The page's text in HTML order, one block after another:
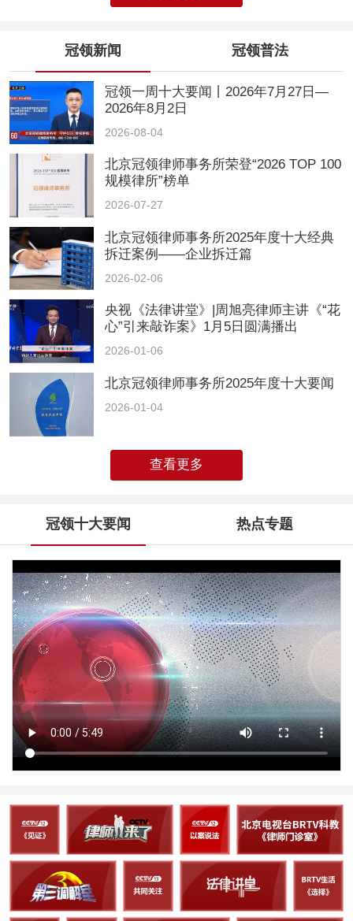
冠领新闻 冠领普法
冠领一周十大要闻丨2026年7月27日—
2026年8月2日
2026-08-04
北京冠领律师事务所荣登“2026 TOP 100
规模律所”榜单
2026-07-27
北京冠领律师事务所2025年度十大经典
拆迁案例——企业拆迁篇
2026-02-06
央视《法律讲堂》|周旭亮律师主讲《“花
心”引来敲诈案》1月5日圆满播出
2026-01-06
北京冠领律师事务所2025年度十大要闻
2026-01-04
查看更多
冠领十大要闻 热点专题